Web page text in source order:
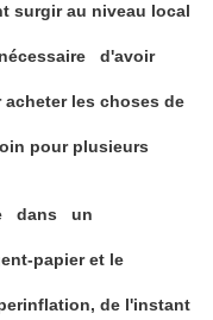
surgir au niveau local
d'avoir
les choses de
pour plusieurs
dans un
papier et le
de l'instant